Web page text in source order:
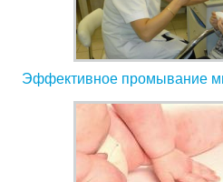
Эффективное промывание